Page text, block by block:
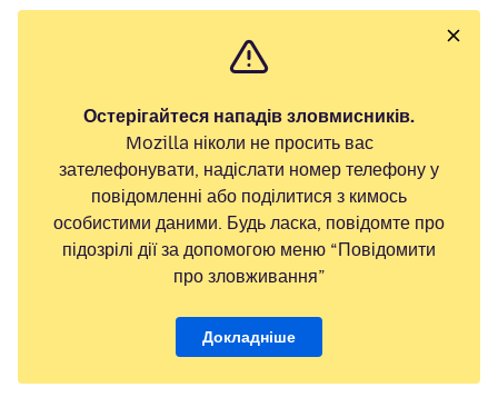
Остерігайтеся нападів зловмисників.
Mozilla ніколи не просить вас
зателефонувати, надіслати номер телефону у
повідомленні або поділитися з кимось
особистими даними. Будь ласка, повідомте про
підозрілі дії за допомогою меню “Повідомити
про зловживання”
Докладніше